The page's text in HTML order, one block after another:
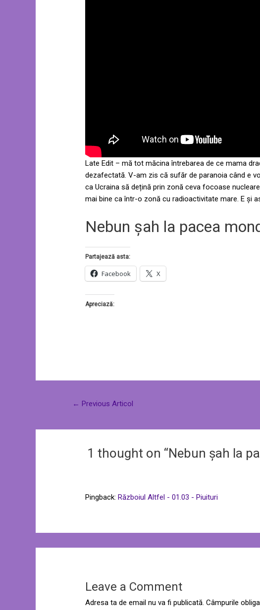
Late Edit – mă tot măcina întrebarea de ce mama
dezafectată. V-am zis că sufăr de paranoia când e
ca Ucraina să dețină prin zonă ceva focoase
mai bine ca într-o zonă cu radioactivitate mare. E și
Nebun șah la pacea
Partajează asta:
Facebook X
Apreciază:
← Previous Articol
1 thought on “Nebun șah la
Pingback:Războiul Altfel - 01.03 - Piuituri
Leave a Comment
Adresa ta de email nu va fi publicată. Câmpurile